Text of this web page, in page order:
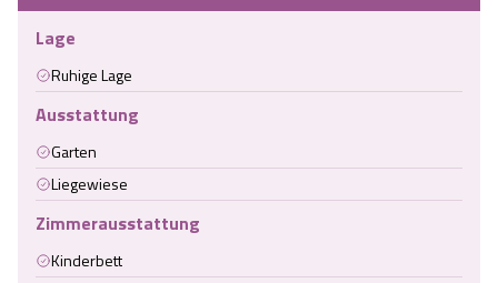
Lage
Ruhige Lage
Ausstattung
Garten
Liegewiese
Zimmerausstattung
Kinderbett